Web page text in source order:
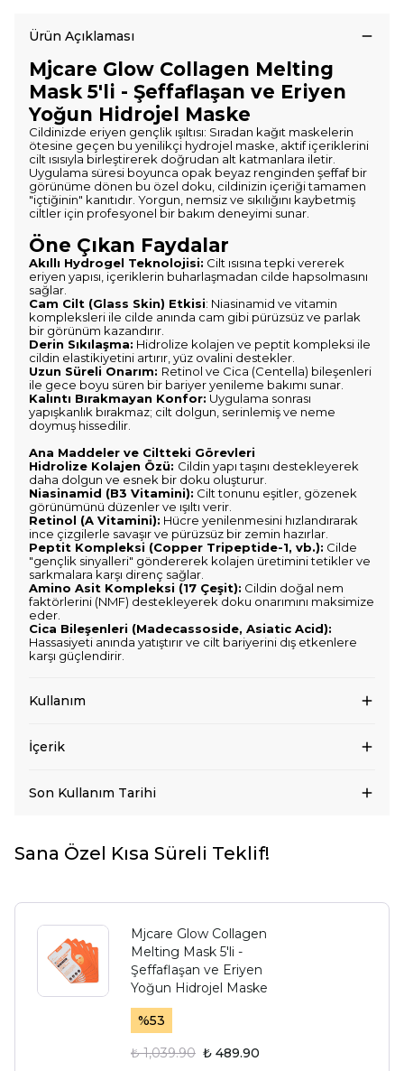
Ürün Açıklaması
Mjcare Glow Collagen Melting
Mask 5'li - Şeffaflaşan ve Eriyen
Yoğun Hidrojel Maske
Cildinizde eriyen gençlik ışıltısı: Sıradan kağıt maskelerin
ötesine geçen bu yenilikçi hydrojel maske, aktif içeriklerini
cilt ısısıyla birleştirerek doğrudan alt katmanlara iletir.
Uygulama süresi boyunca opak beyaz renginden şeffaf bir
görünüme dönen bu özel doku, cildinizin içeriği tamamen
"içtiğinin" kanıtıdır. Yorgun, nemsiz ve sıkılığını kaybetmiş
ciltler için profesyonel bir bakım deneyimi sunar.
Öne Çıkan Faydalar
Akıllı Hydrogel Teknolojisi: Cilt ısısına tepki vererek
eriyen yapısı, içeriklerin buharlaşmadan cilde hapsolmasını
sağlar.
Cam Cilt (Glass Skin) Etkisi: Niasinamid ve vitamin
kompleksleri ile cilde anında cam gibi pürüzsüz ve parlak
bir görünüm kazandırır.
Derin Sıkılaşma: Hidrolize kolajen ve peptit kompleksi ile
cildin elastikiyetini artırır, yüz ovalini destekler.
Uzun Süreli Onarım: Retinol ve Cica (Centella) bileşenleri
ile gece boyu süren bir bariyer yenileme bakımı sunar.
Kalıntı Bırakmayan Konfor: Uygulama sonrası
yapışkanlık bırakmaz; cilt dolgun, serinlemiş ve neme
doymuş hissedilir.
Ana Maddeler ve Ciltteki Görevleri
Hidrolize Kolajen Özü: Cildin yapı taşını destekleyerek
daha dolgun ve esnek bir doku oluşturur.
Niasinamid (B3 Vitamini): Cilt tonunu eşitler, gözenek
görünümünü düzenler ve ışıltı verir.
Retinol (A Vitamini): Hücre yenilenmesini hızlandırarak
ince çizgilerle savaşır ve pürüzsüz bir zemin hazırlar.
Peptit Kompleksi (Copper Tripeptide-1, vb.): Cilde
"gençlik sinyalleri" göndererek kolajen üretimini tetikler ve
sarkmalara karşı direnç sağlar.
Amino Asit Kompleksi (17 Çeşit): Cildin doğal nem
faktörlerini (NMF) destekleyerek doku onarımını maksimize
eder.
Cica Bileşenleri (Madecassoside, Asiatic Acid):
Hassasiyeti anında yatıştırır ve cilt bariyerini dış etkenlere
karşı güçlendirir.
Kullanım
İçerik
Son Kullanım Tarihi
Sana Özel Kısa Süreli Teklif!
Mjcare Glow Collagen
Melting Mask 5'li -
Şeffaflaşan ve Eriyen
Yoğun Hidrojel Maske
%53
₺ 1,039.90 ₺ 489.90